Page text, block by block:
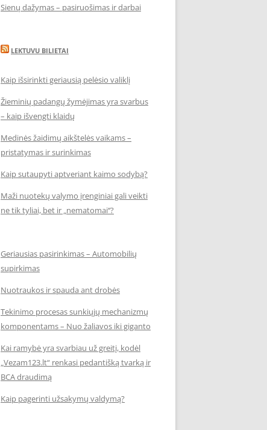
Sienų dažymas – pasiruošimas ir darbai
LEKTUVU BILIETAI
Kaip išsirinkti geriausią pelėsio valiklį
Žieminių padangų žymėjimas yra svarbus
– kaip išvengti klaidų
Medinės žaidimų aikštelės vaikams –
pristatymas ir surinkimas
Kaip sutaupyti aptveriant kaimo sodybą?
Maži nuotekų valymo įrenginiai gali veikti
ne tik tyliai, bet ir „nematomai‘‘?
Geriausias pasirinkimas – Automobilių
supirkimas
Nuotraukos ir spauda ant drobės
Tekinimo procesas sunkiųjų mechanizmų
komponentams – Nuo žaliavos iki giganto
Kai ramybė yra svarbiau už greitį, kodėl
„Vezam123.lt“ renkasi pedantišką tvarką ir
BCA draudimą
Kaip pagerinti užsakymų valdymą?